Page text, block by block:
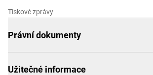
Tiskové zprávy
Právní dokumenty
Užitečné informace